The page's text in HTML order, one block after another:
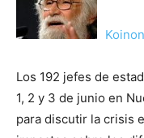
Los 192 jefes de
1, 2 y 3 de junio en
para discutir la crisis